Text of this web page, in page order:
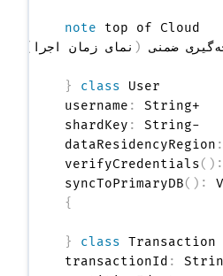
note
top of Cloud
( نمای زمان اجرا )
:
class User
{
:
String
:
String
String
()
Boolean
() :
Void
class Transaction
{
:
String